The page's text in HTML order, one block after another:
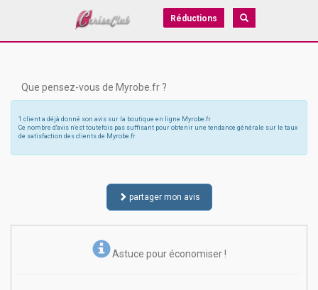
Réductions
Que pensez-vous de Myrobe.fr ?
1 client a déjà donné son avis sur la boutique en ligne Myrobe.fr
Ce nombre d'avis n'est toutefois pas suffisant pour obtenir une tendance générale sur le taux
de satisfaction des clients de Myrobe.fr
partager mon avis
Astuce pour économiser !